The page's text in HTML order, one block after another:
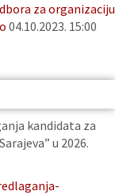
za organizaciju
04.10.2023. 15:00
kandidata za
u 2026.